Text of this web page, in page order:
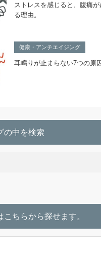
ストレスを感じると、腹痛
る理由。
健康・アンチエイジング
耳鳴りが止まらない7つの原
の中を検索
こちらから探せます。